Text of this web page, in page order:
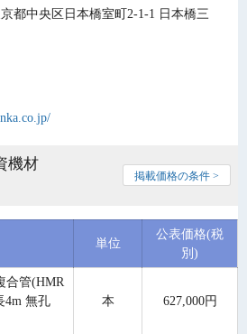
京都中央区日本橋室町2-1-1 日本橋三
機材
掲載価格の条件 >
単位
公表価格(税
別)
合管(HMR
4m 無孔
本 627,000円